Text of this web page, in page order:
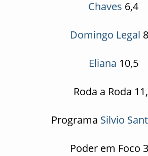
Chaves 6,4
Domingo Legal
Eliana 10,5
Roda a Roda
Programa Silvio
Poder em Foco